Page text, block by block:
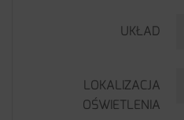
UKŁAD
LOKALIZACJA
OŚWIETLENIA